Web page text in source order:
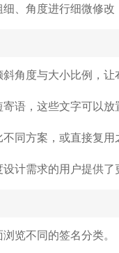
、角度进行细微修改
角度与大小比例，让
语，这些文字可以放
同方案，或直接复用
计需求的用户提供了
览不同的签名分类。